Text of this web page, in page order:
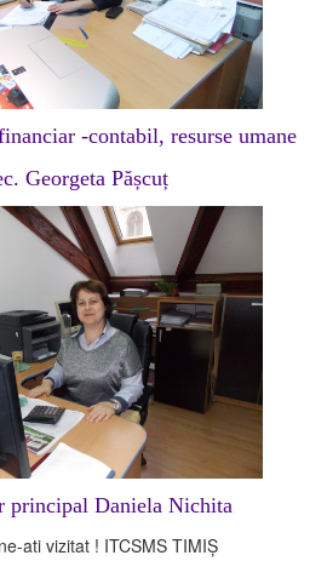
-contabil, resurse umane
Georgeta Pășcuț
principal Daniela Nichita
ati vizitat ! ITCSMS TIMIȘ